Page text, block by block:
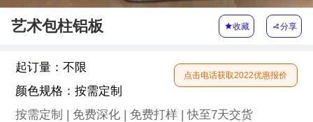
艺术包柱铝板 收藏 分享
起订量：不限
颜色规格：按需定制
按需定制 | 免费深化 | 免费打样 | 快至7天交货
点击电话获取2022优惠报价